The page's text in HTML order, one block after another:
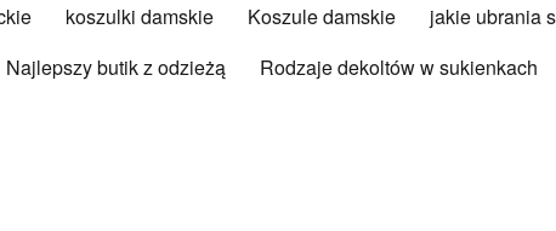
koszulki damskie Koszule damskie jakie ubrania
Najlepszy butik z odzieżą Rodzaje dekoltów w sukienkach